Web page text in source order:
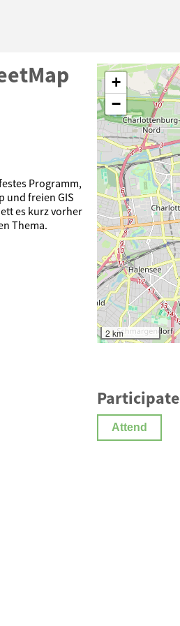
Programm,
und freien GIS
es kurz vorher
Thema.
+
−
2 km
Participate
Attend